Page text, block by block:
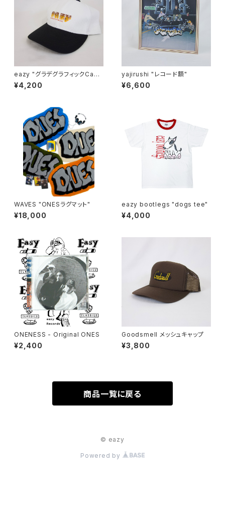
eazy "グラデグラフィックCap
(full mesh)"
¥4,200
yajirushi "レコード額"
¥6,600
WAVES "ONESラグマット"
¥18,000
eazy bootlegs "dogs tee"
¥4,000
ONENESS - Original ONES
¥2,400
Goodsmell メッシュキャップ
¥3,800
商品一覧に戻る
© eazy
Powered by